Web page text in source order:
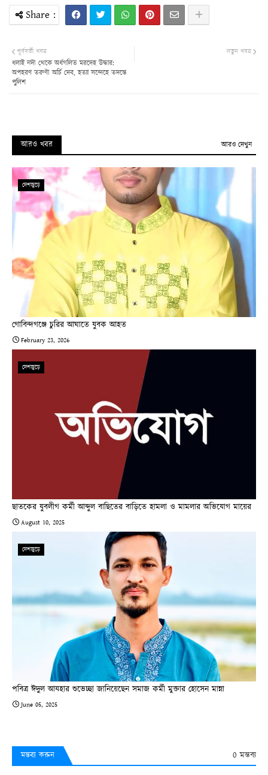
নতুন খবর
পূর্ববর্তী খবর
ধলাই নদী থেকে অর্ধগলিত মরদেহ উদ্ধার:
অপহরণ তরুণী অর্চি দেব, হত্যা সন্দেহে তদন্তে
পুলিশ
আরও খবর আরও দেখুন
দেশজুড়ে
গোবিন্দগঞ্জে চুরির আঘাতে যুবক আহত
February 23, 2026
দেশজুড়ে
ছাতকের যুবলীগ কর্মী আব্দুল বাছিতের বাড়িতে হামলা ও মামলার অভিযোগ মায়ের
August 10, 2025
দেশজুড়ে
পবিত্র ঈদুল আযহার শুভেচ্ছা জানিয়েছেন সমাজ কর্মী মুক্তার হোসেন মান্না
June 05, 2025
মন্তব্য করুন 0 মন্তব্য